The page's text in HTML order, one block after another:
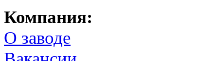
Компания:
О заводе